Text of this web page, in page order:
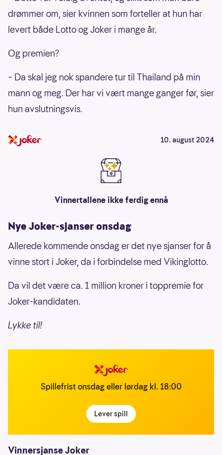
drømmer om, sier kvinnen som forteller at hun har
levert både Lotto og Joker i mange år.
Og premien?
– Da skal jeg nok spandere tur til Thailand på min
mann og meg. Der har vi vært mange ganger før, sier
hun avslutningsvis.
10. august 2024
Vinnertallene ikke ferdig ennå
Nye Joker-sjanser onsdag
Allerede kommende onsdag er det nye sjanser for å
vinne stort i Joker, da i forbindelse med Vikinglotto.
Da vil det være ca. 1 million kroner i toppremie for
Joker-kandidaten.
Lykke til!
Spillefrist onsdag eller lørdag kl. 18:00
Lever spill
Vinnersjanse Joker